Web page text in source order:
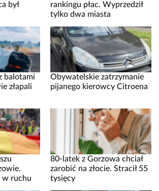
był
rankingu płac. Wyprzedził
tylko dwa miasta
balotami
złapali
Obywatelskie zatrzymanie
pijanego kierowcy Citroena
w ruchu
80-latek z Gorzowa chciał
zarobić na złocie. Stracił 55
tysięcy